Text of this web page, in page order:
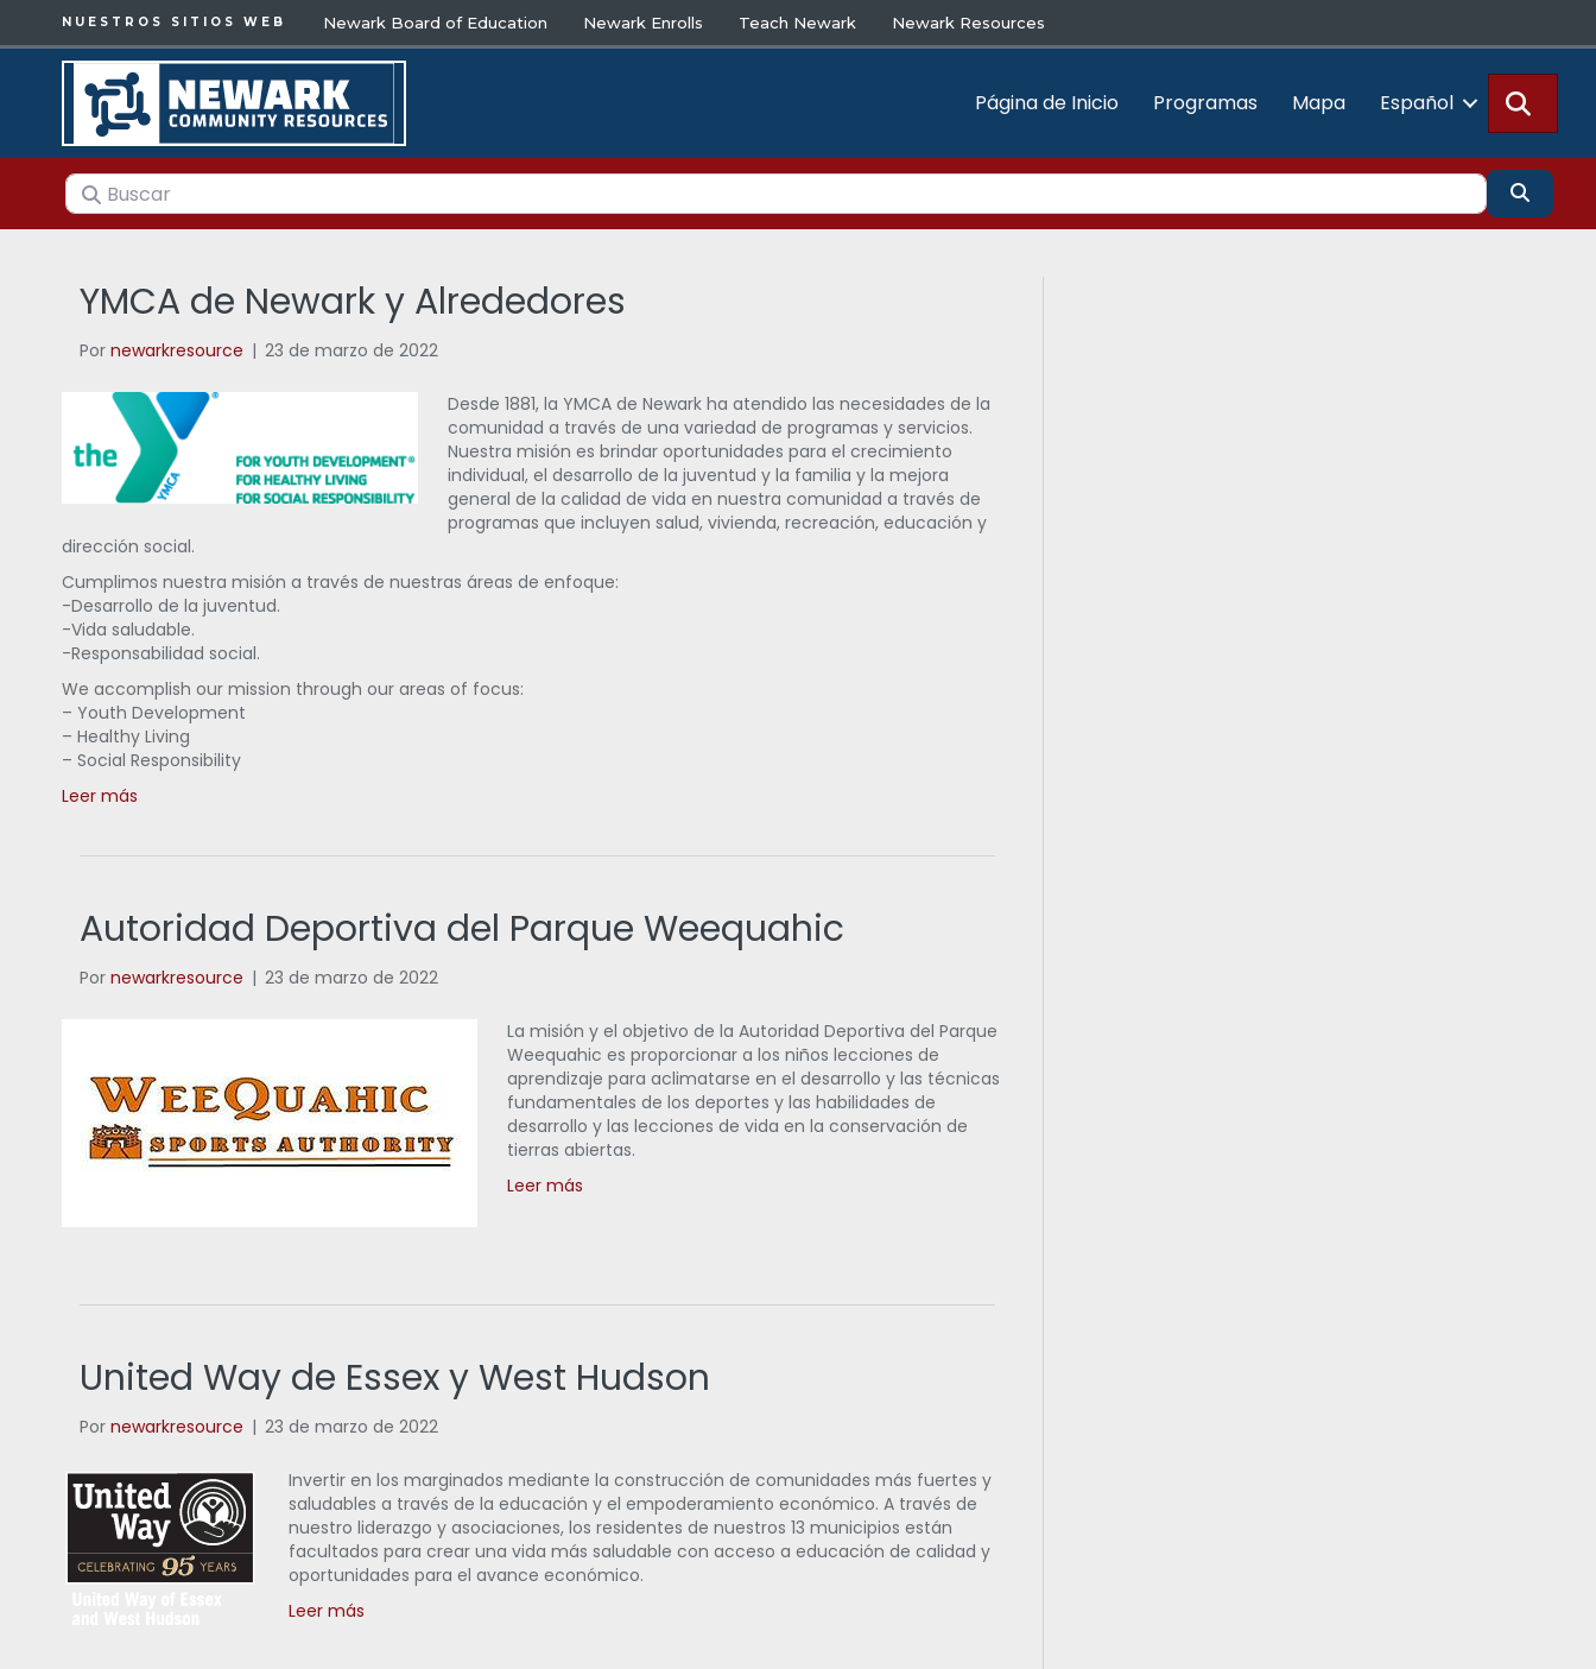
NUESTROS SITIOS WEB Newark Board of Education Newark Enrolls Teach Newark Newark Resources
Página de Inicio Programas Mapa Español
Buscar Buscar
YMCA de Newark y Alrededores
Pornewarkresource | 23 de marzo de 2022
Desde 1881, la YMCA de Newark ha atendido las necesidades de la
comunidad a través de una variedad de programas y servicios.
Nuestra misión es brindar oportunidades para el crecimiento
individual, el desarrollo de la juventud y la familia y la mejora
general de la calidad de vida en nuestra comunidad a través de
programas que incluyen salud, vivienda, recreación, educación y
dirección social.
Cumplimos nuestra misión a través de nuestras áreas de enfoque:
-Desarrollo de la juventud.
-Vida saludable.
-Responsabilidad social.
We accomplish our mission through our areas of focus:
– Youth Development
– Healthy Living
– Social Responsibility
Leer más
Autoridad Deportiva del Parque Weequahic
Pornewarkresource | 23 de marzo de 2022
La misión y el objetivo de la Autoridad Deportiva del Parque
Weequahic es proporcionar a los niños lecciones de
aprendizaje para aclimatarse en el desarrollo y las técnicas
fundamentales de los deportes y las habilidades de
desarrollo y las lecciones de vida en la conservación de
tierras abiertas.
Leer más
United Way de Essex y West Hudson
Pornewarkresource | 23 de marzo de 2022
Invertir en los marginados mediante la construcción de comunidades más fuertes y
saludables a través de la educación y el empoderamiento económico. A través de
nuestro liderazgo y asociaciones, los residentes de nuestros 13 municipios están
facultados para crear una vida más saludable con acceso a educación de calidad y
oportunidades para el avance económico.
Leer más